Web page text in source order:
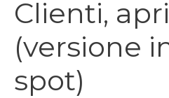
Clienti,
(versione
spot)